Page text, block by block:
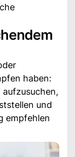
haben:
aufzusuchen,
und
empfehlen